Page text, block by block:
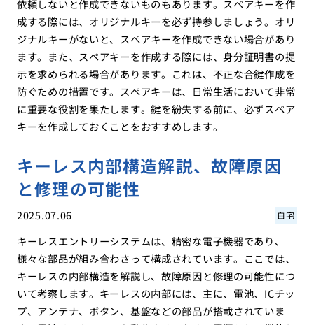
依頼しないと作成できないものもあります。スペアキーを作
成する際には、オリジナルキーを必ず持参しましょう。オリ
ジナルキーがないと、スペアキーを作成できない場合があり
ます。また、スペアキーを作成する際には、身分証明書の提
示を求められる場合があります。これは、不正な合鍵作成を
防ぐための措置です。スペアキーは、日常生活において非常
に重要な役割を果たします。鍵を紛失する前に、必ずスペア
キーを作成しておくことをおすすめします。
キーレス内部構造解説、故障原因
と修理の可能性
2025.07.06 自宅
キーレスエントリーシステムは、精密な電子機器であり、
様々な部品が組み合わさって構成されています。ここでは、
キーレスの内部構造を解説し、故障原因と修理の可能性につ
いて考察します。キーレスの内部には、主に、電池、ICチッ
プ、アンテナ、ボタン、基盤などの部品が搭載されていま